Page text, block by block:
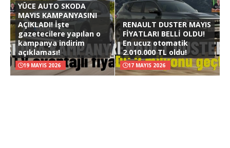
YÜCE AUTO SKODA
MAYIS KAMPANYASINI
AÇIKLADI! İşte
gazetecilere yapılan o
kampanya indirim
açıklaması!
19 MAYIS 2026
RENAULT DUSTER MAYIS
FİYATLARI BELLİ OLDU!
En ucuz otomatik
2.010.000 TL oldu!
17 MAYIS 2026